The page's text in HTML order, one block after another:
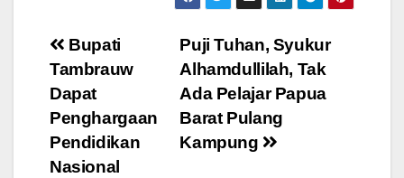
Post
navigation
Puji Tuhan, Syukur
Alhamdullilah, Tak
Ada Pelajar Papua
Barat Pulang
Kampung
Bupati
Tambrauw
Dapat
Penghargaan
Pendidikan
Nasional